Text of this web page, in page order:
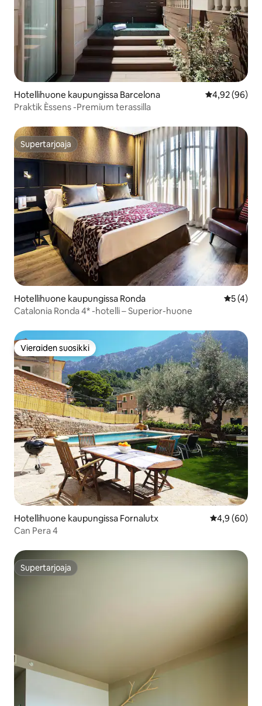
Hotellihuone kaupungissa Barcelona
4,92 (96)
Praktik Èssens -Premium terassilla
Supertarjoaja
Supertarjoaja
Hotellihuone kaupungissa Ronda
5 (4)
Catalonia Ronda 4* -hotelli – Superior-huone
Vieraiden suosikki
Vieraiden suosikki
Hotellihuone kaupungissa Fornalutx
4,9 (60)
Can Pera 4
Supertarjoaja
Supertarjoaja